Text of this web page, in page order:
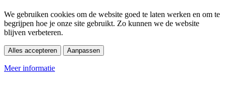
We gebruiken cookies om de website goed te laten werken en om te
begrijpen hoe je onze site gebruikt. Zo kunnen we de website
blijven verbeteren.
Alles accepteren Aanpassen
Meer informatie